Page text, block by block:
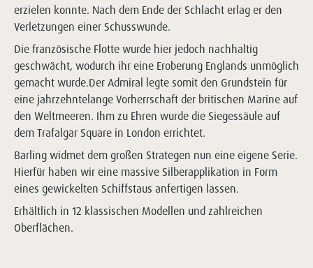
erzielen konnte. Nach dem Ende der Schlacht erlag er den
Verletzungen einer Schusswunde.
Die französische Flotte wurde hier jedoch nachhaltig
geschwächt, wodurch ihr eine Eroberung Englands unmöglich
gemacht wurde.Der Admiral legte somit den Grundstein für
eine jahrzehntelange Vorherrschaft der britischen Marine auf
den Weltmeeren. Ihm zu Ehren wurde die Siegessäule auf
dem Trafalgar Square in London errichtet.
Barling widmet dem großen Strategen nun eine eigene Serie.
Hierfür haben wir eine massive Silberapplikation in Form
eines gewickelten Schiffstaus anfertigen lassen.
Erhältlich in 12 klassischen Modellen und zahlreichen
Oberflächen.